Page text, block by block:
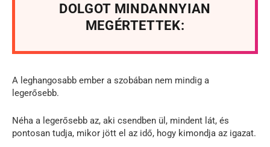
DOLGOT MINDANNYIAN
MEGÉRTETTEK:
A leghangosabb ember a szobában nem mindig a
legerősebb.
Néha a legerősebb az, aki csendben ül, mindent lát, és
pontosan tudja, mikor jött el az idő, hogy kimondja az igazat.